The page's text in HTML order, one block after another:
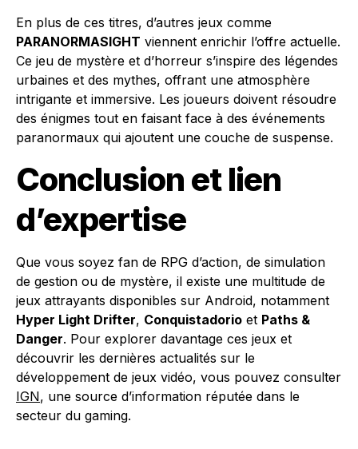
En plus de ces titres, d’autres jeux comme
PARANORMASIGHT viennent enrichir l’offre actuelle.
Ce jeu de mystère et d’horreur s’inspire des légendes
urbaines et des mythes, offrant une atmosphère
intrigante et immersive. Les joueurs doivent résoudre
des énigmes tout en faisant face à des événements
paranormaux qui ajoutent une couche de suspense.
Conclusion et lien
d’expertise
Que vous soyez fan de RPG d’action, de simulation
de gestion ou de mystère, il existe une multitude de
jeux attrayants disponibles sur Android, notamment
Hyper Light Drifter, Conquistadorio et Paths &
Danger. Pour explorer davantage ces jeux et
découvrir les dernières actualités sur le
développement de jeux vidéo, vous pouvez consulter
IGN, une source d’information réputée dans le
secteur du gaming.